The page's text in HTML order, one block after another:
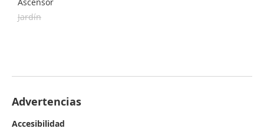
Jardín
Advertencias
Accesibilidad